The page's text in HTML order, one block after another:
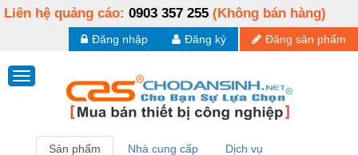
Liên hệ quảng cáo: 0903 357 255 (Không bán hàng)
Đăng sản phẩm
Đăng ký
Đăng nhập
Sản phẩm Nhà cung cấp Dịch vụ